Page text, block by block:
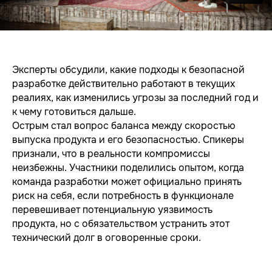
Эксперты обсудили, какие подходы к безопасной
разработке действительно работают в текущих
реалиях, как изменились угрозы за последний год и
к чему готовиться дальше.
Острым стал вопрос баланса между скоростью
выпуска продукта и его безопасностью. Спикеры
признали, что в реальности компромиссы
неизбежны. Участники поделились опытом, когда
команда разработки может официально принять
риск на себя, если потребность в функционале
перевешивает потенциальную уязвимость
продукта, но с обязательством устранить этот
технический долг в оговоренные сроки.